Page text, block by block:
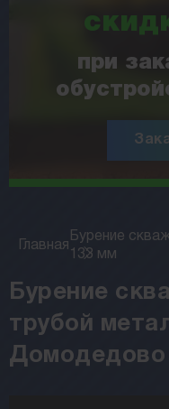
при
Главная
Бурение
133 мм
Бурение
трубой
Домодедово